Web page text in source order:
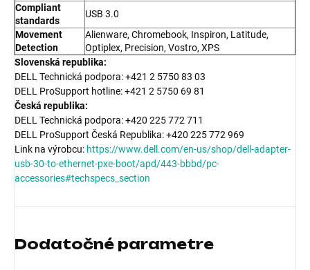
Compliant
standards
USB 3.0
Movement
Detection
Alienware, Chromebook, Inspiron, Latitude,
Optiplex, Precision, Vostro, XPS
Slovenská republika:
DELL Technická podpora: +421 2 5750 83 03
DELL ProSupport hotline: +421 2 5750 69 81
Česká republika:
DELL Technická podpora: +420 225 772 711
DELL ProSupport Česká Republika: +420 225 772 969
Link na výrobcu: https://www.dell.com/en-us/shop/dell-adapter-
usb-30-to-ethernet-pxe-boot/apd/443-bbbd/pc-
accessories#techspecs_section
Dodatočné parametre